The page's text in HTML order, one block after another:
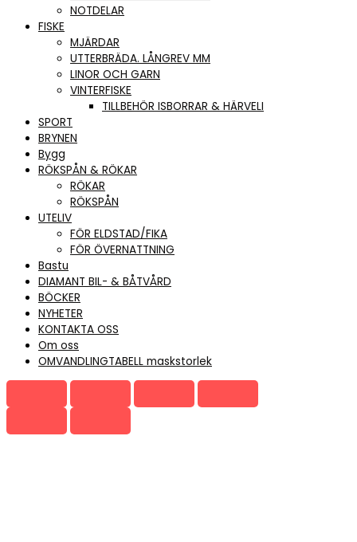
NOTDELAR
FISKE
MJÄRDAR
UTTERBRÄDA. LÅNGREV MM
LINOR OCH GARN
VINTERFISKE
TILLBEHÖR ISBORRAR & HÄRVELI
SPORT
BRYNEN
Bygg
RÖKSPÅN & RÖKAR
RÖKAR
RÖKSPÅN
UTELIV
FÖR ELDSTAD/FIKA
FÖR ÖVERNATTNING
Bastu
DIAMANT BIL- & BÅTVÅRD
BÖCKER
NYHETER
KONTAKTA OSS
Om oss
OMVANDLINGTABELL maskstorlek